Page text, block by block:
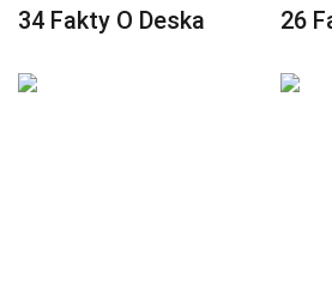
34 Fakty O Deska 26